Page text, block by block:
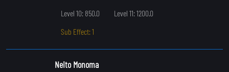
Level 10: 850.0
Level 11: 1200.0
Sub Effect: 1
Neito Monoma